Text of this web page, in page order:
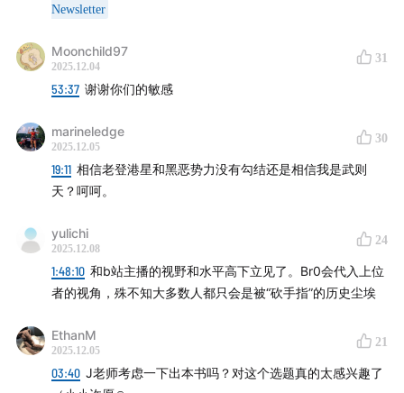
《亚洲教父》
《竹网》
央视新闻关于四大家族的专题片
B站up主 反黑组猫爪
《枪声再起——缅北战地报告》
Newsletter
Moonchild97
2025.12.04
31
53:37 谢谢你们的敏感
marineledge
2025.12.05
30
19:11 相信老登港星和黑恶势力没有勾结还是相信我是武则
天？呵呵。
yulichi
2025.12.08
24
1:48:10 和b站主播的视野和水平高下立见了。Br0会代入上位
者的视角，殊不知大多数人都只会是被“砍手指”的历史尘埃
EthanM
2025.12.05
21
03:40 J老师考虑一下出本书吗？对这个选题真的太感兴趣了